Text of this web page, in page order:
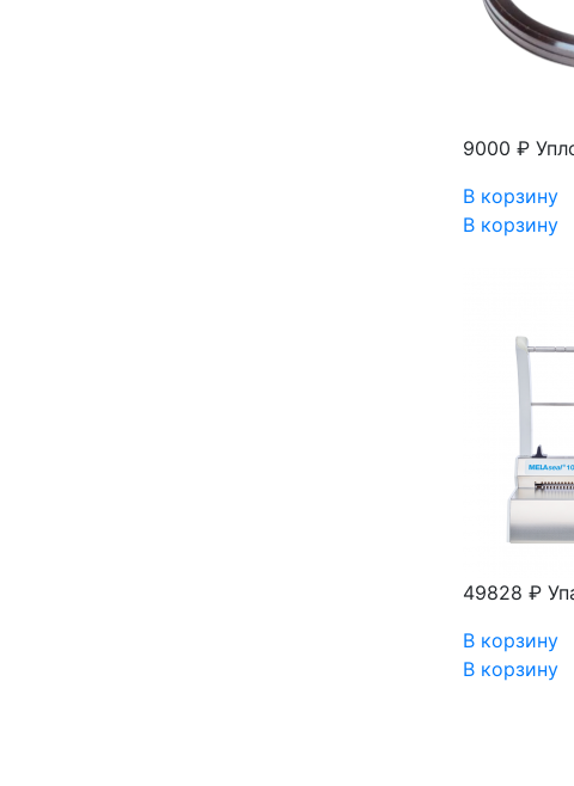
9000 ₽
В корзину
В корзину
49828 ₽
В корзину
В корзину